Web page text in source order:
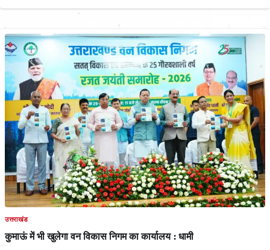
उत्तराखंड
कुमाऊं में भी खुलेगा वन विकास निगम का कार्यालय : धामी